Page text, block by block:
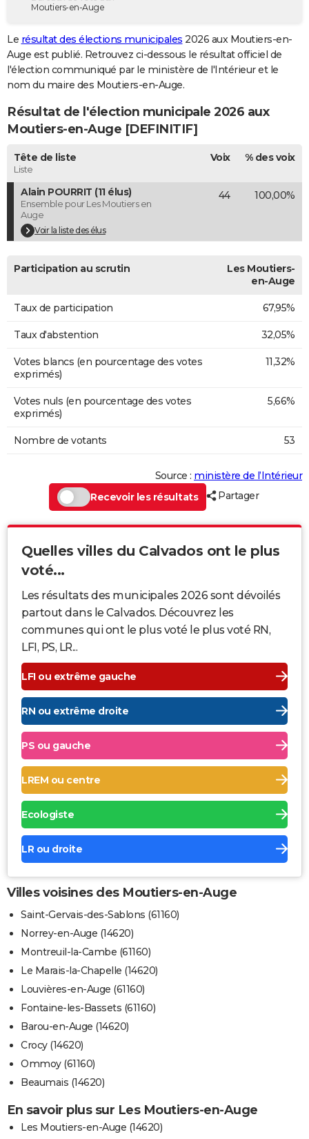
Destinations
City break
Voyage nature
Voyage de noces
Forum
GUIDES D'ACHAT
BONS PLANS
Carte de Noël
Carte Bonne année
Carte Saint-Valentin
Carte Pâques
Carte d'anniversaire
DICTIONNAIRE
Dictionnaire
Biographies
Citations
Expressions
Proverbes
PROGRAMME TV
COPAINS D'AVANT
S'inscrire
Se connecter
Lycées
Collèges
Primaires
Universités
Entreprises
Service militaire
Avis de recherche
AVIS DE DÉCÈS
FORUM
Bricolage
Lifestyle
Culture
Sport
Auto
Television
Voyage
Cinema
Moutiers-en-Auge
Le résultat des élections municipales 2026 aux Moutiers-en-
Auge est publié. Retrouvez ci-dessous le résultat officiel de
l'élection communiqué par le ministère de l'Intérieur et le
nom du maire des Moutiers-en-Auge.
Résultat de l'élection municipale 2026 aux
Moutiers-en-Auge [DEFINITIF]
Tête de liste
Liste
Voix % des voix
Alain POURRIT (11 élus)
Ensemble pour Les Moutiers en
Auge
Voir la liste des élus
44 100,00%
Participation au scrutin
Les Moutiers-
en-Auge
Taux de participation 67,95%
Taux d'abstention 32,05%
Votes blancs (en pourcentage des votes
exprimés)
11,32%
Votes nuls (en pourcentage des votes
exprimés)
5,66%
Nombre de votants 53
Source : ministère de l’Intérieur
Recevoir les résultats
Partager
Quelles villes du Calvados ont le plus
voté...
Les résultats des municipales 2026 sont dévoilés
partout dans le Calvados. Découvrez les
communes qui ont le plus voté le plus voté RN,
LFI, PS, LR...
LFI ou extrême gauche
RN ou extrême droite
PS ou gauche
LREM ou centre
Ecologiste
LR ou droite
Villes voisines des Moutiers-en-Auge
Saint-Gervais-des-Sablons (61160)
Norrey-en-Auge (14620)
Montreuil-la-Cambe (61160)
Le Marais-la-Chapelle (14620)
Louvières-en-Auge (61160)
Fontaine-les-Bassets (61160)
Barou-en-Auge (14620)
Crocy (14620)
Ommoy (61160)
Beaumais (14620)
En savoir plus sur Les Moutiers-en-Auge
Les Moutiers-en-Auge (14620)